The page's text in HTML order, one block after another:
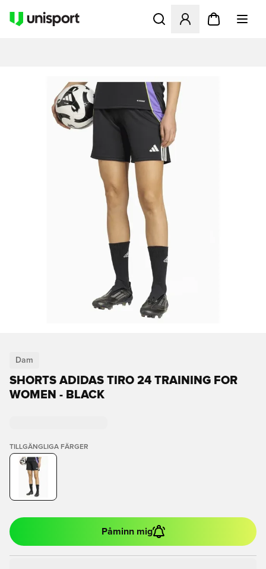
Öppnar en Modal för att
Dam
SHORTS ADIDAS TIRO 24 TRAINING FOR
WOMEN - BLACK
TILLGÄNGLIGA FÄRGER
Påminn mig